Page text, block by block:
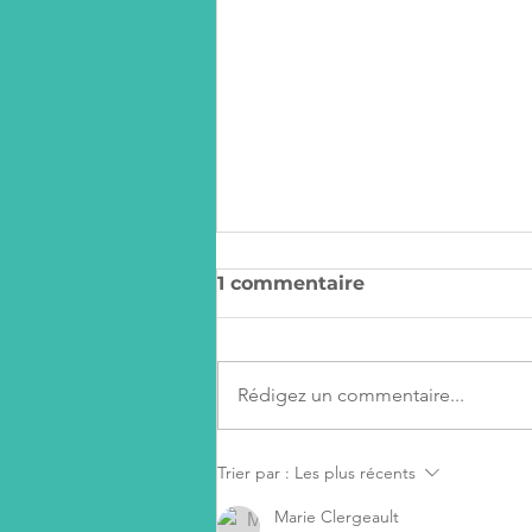
Yoga Paddle en 2024
1 commentaire
Rédigez un commentaire...
Trier par : Les plus récents
Marie Clergeault